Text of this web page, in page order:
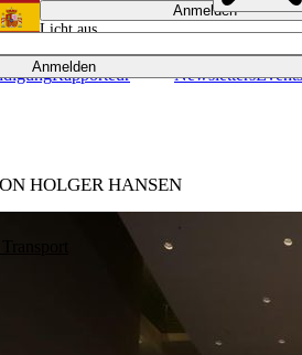
Anmelden
Rapporteur NewslettersEvents
Anmelden
Licht aus
HOLGER HANSEN